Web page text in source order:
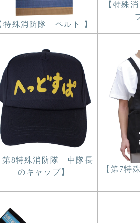
特殊消防隊 ベルト 】
【特殊
第8特殊消防隊 中隊長
のキャップ】
【第7特